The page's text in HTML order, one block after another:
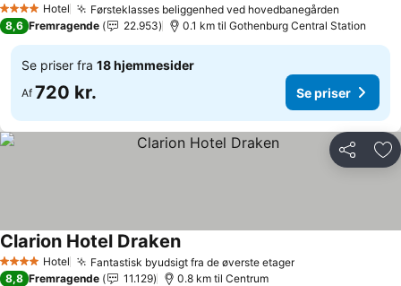
4 StjernerHotel Førsteklasses beliggenhed ved hovedbanegården
8,6 Fremragende 22.953 0.1 km til Gothenburg Central Station
Se priser fra 18 hjemmesider
Af 720 kr. Se priser
Del
4 StjernerHotel Fantastisk byudsigt fra de øverste etagerSe priser
Clarion Hotel DrakenSe priser
8,8 Fremragende 11.129 0.8 km til Centrum